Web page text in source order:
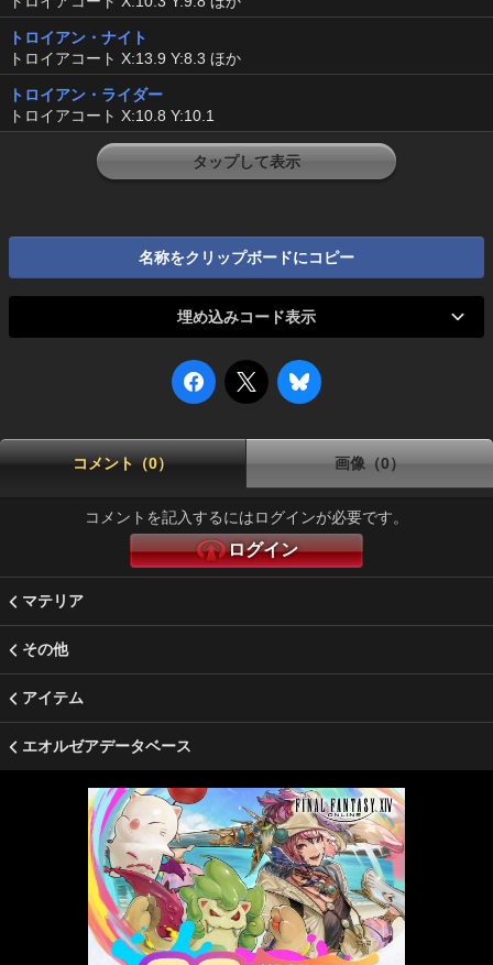
トロイアン・ナイト
トロイアコート X:13.9 Y:8.3 ほか
トロイアン・ライダー
トロイアコート X:10.8 Y:10.1
タップして表示
名称をクリップボードにコピー
埋め込みコード表示
コメント（0） 画像（0）
コメントを記入するにはログインが必要です。
ログイン
マテリア
その他
アイテム
エオルゼアデータベース